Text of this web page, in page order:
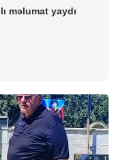
məlumat yaydı